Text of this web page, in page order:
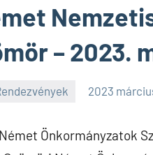
– 2023.
2023
Önkormányzatok